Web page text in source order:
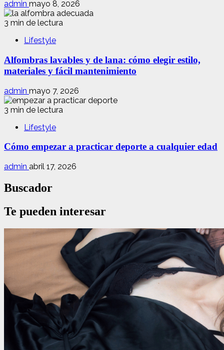
admin mayo 8, 2026
3 min de lectura
Lifestyle
Alfombras lavables y de lana: cómo elegir estilo,
materiales y fácil mantenimiento
admin mayo 7, 2026
3 min de lectura
Lifestyle
Cómo empezar a practicar deporte a cualquier edad
admin abril 17, 2026
Buscador
Te pueden interesar